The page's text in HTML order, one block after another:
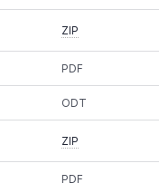
ZIP
PDF
ODT
ZIP
PDF